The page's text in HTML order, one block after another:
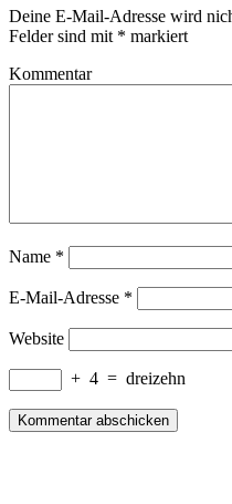
Deine E-Mail-Adresse wird
Felder sind mit * markiert
Kommentar
Name *
E-Mail-Adresse *
Website
+ 4 = dreizehn